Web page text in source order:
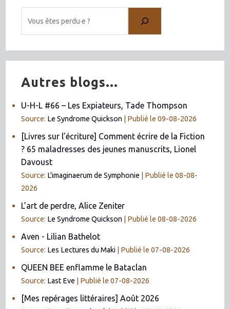
Autres blogs...
U-H-L #66 – Les Expiateurs, Tade Thompson
Source: Le Syndrome Quickson Publié le 09-08-2026
[Livres sur l’écriture] Comment écrire de la Fiction
? 65 maladresses des jeunes manuscrits, Lionel
Davoust
Source: L'imaginaerum de Symphonie
Publié le 08-08-
2026
L’art de perdre, Alice Zeniter
Source: Le Syndrome Quickson Publié le 08-08-2026
Aven - Lilian Bathelot
Source: Les Lectures du Maki Publié le 07-08-2026
QUEEN BEE enflamme le Bataclan
Source: Last Eve Publié le 07-08-2026
[Mes repérages littéraires] Août 2026